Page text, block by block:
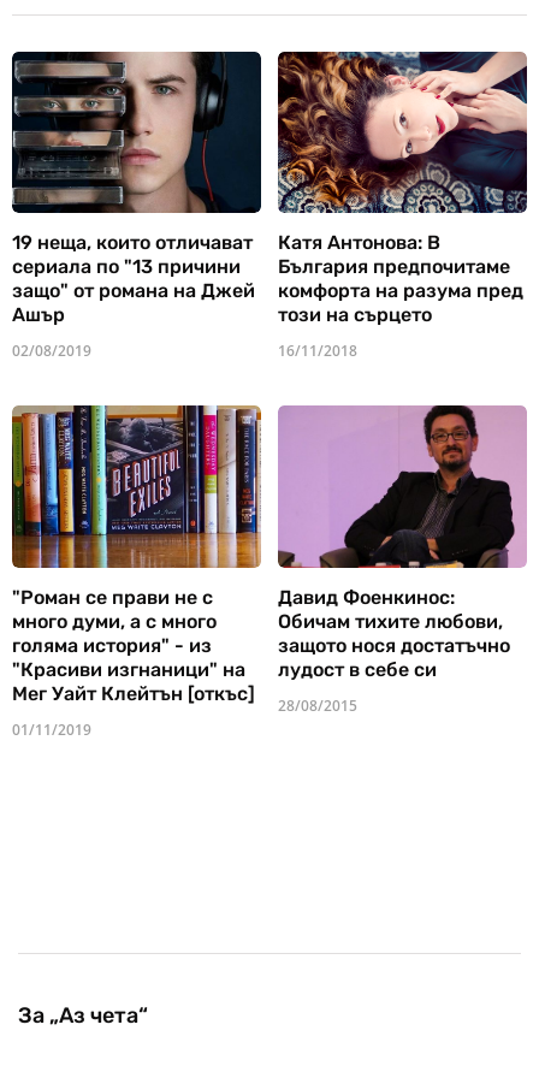
19 неща, които отличават
сериала по "13 причини
защо" от романа на Джей
Ашър
02/08/2019
Катя Антонова: В
България предпочитаме
комфорта на разума пред
този на сърцето
16/11/2018
"Роман се прави не с
много думи, а с много
голяма история" - из
"Красиви изгнаници" на
Мег Уайт Клейтън [откъс]
01/11/2019
Давид Фоенкинос:
Обичам тихите любови,
защото нося достатъчно
лудост в себе си
28/08/2015
За „Аз чета“